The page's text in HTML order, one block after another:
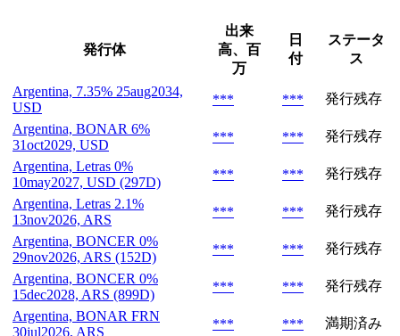
発行体
出来
高、百
万
日
付
ステータ
ス
Argentina, 7.35% 25aug2034,
USD
*** ***
発行残存
Argentina, BONAR 6%
31oct2029, USD
*** ***
発行残存
Argentina, Letras 0%
10may2027, USD (297D)
*** ***
発行残存
Argentina, Letras 2.1%
13nov2026, ARS
*** ***
発行残存
Argentina, BONCER 0%
29nov2026, ARS (152D)
*** ***
発行残存
Argentina, BONCER 0%
15dec2028, ARS (899D)
*** ***
発行残存
Argentina, BONAR FRN
30jul2026, ARS
*** ***
満期済み